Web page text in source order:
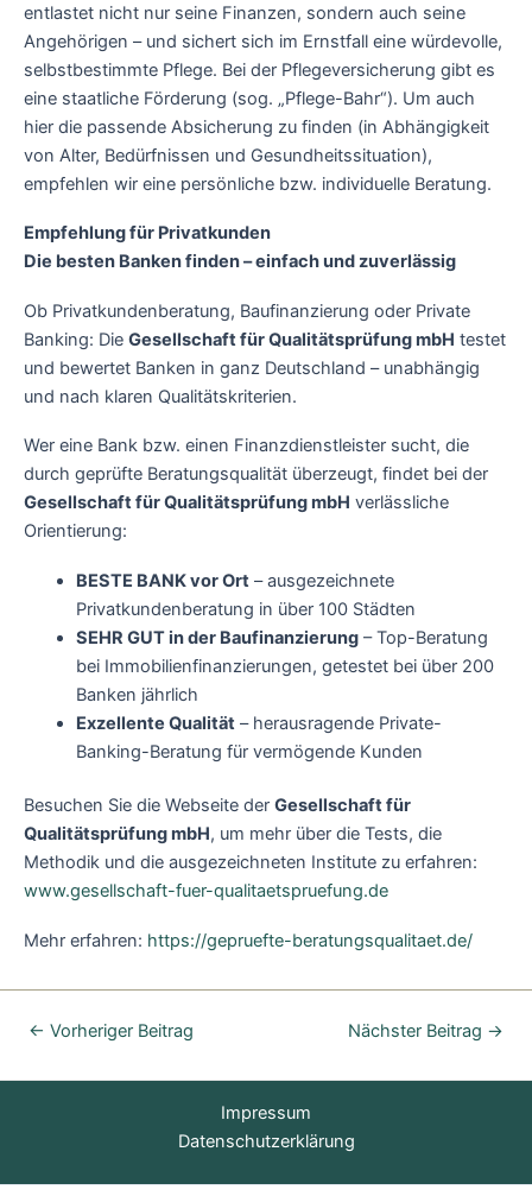
entlastet nicht nur seine Finanzen, sondern auch seine
Angehörigen – und sichert sich im Ernstfall eine würdevolle,
selbstbestimmte Pflege. Bei der Pflegeversicherung gibt es
eine staatliche Förderung (sog. „Pflege-Bahr“). Um auch
hier die passende Absicherung zu finden (in Abhängigkeit
von Alter, Bedürfnissen und Gesundheitssituation),
empfehlen wir eine persönliche bzw. individuelle Beratung.
Empfehlung für Privatkunden
Die besten Banken finden – einfach und zuverlässig
Ob Privatkundenberatung, Baufinanzierung oder Private
Banking: Die Gesellschaft für Qualitätsprüfung mbH testet
und bewertet Banken in ganz Deutschland – unabhängig
und nach klaren Qualitätskriterien.
Wer eine Bank bzw. einen Finanzdienstleister sucht, die
durch geprüfte Beratungsqualität überzeugt, findet bei der
Gesellschaft für Qualitätsprüfung mbH verlässliche
Orientierung:
BESTE BANK vor Ort – ausgezeichnete
Privatkundenberatung in über 100 Städten
SEHR GUT in der Baufinanzierung– Top-Beratung
bei Immobilienfinanzierungen, getestet bei über 200
Banken jährlich
Exzellente Qualität – herausragende Private-
Banking-Beratung für vermögende Kunden
Besuchen Sie die Webseite der Gesellschaft für
Qualitätsprüfung mbH, um mehr über die Tests, die
Methodik und die ausgezeichneten Institute zu erfahren:
www.gesellschaft-fuer-qualitaetspruefung.de
Mehr erfahren: https://gepruefte-beratungsqualitaet.de/
← Vorheriger Beitrag Nächster Beitrag →
Impressum
Datenschutzerklärung